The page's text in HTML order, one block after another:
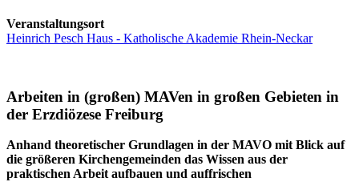
Veranstaltungsort
Heinrich Pesch Haus - Katholische Akademie Rhein-Neckar
Arbeiten in (großen) MAVen in großen Gebieten in
der Erzdiözese Freiburg
Anhand theoretischer Grundlagen in der MAVO mit Blick auf
die größeren Kirchengemeinden das Wissen aus der
praktischen Arbeit aufbauen und auffrischen